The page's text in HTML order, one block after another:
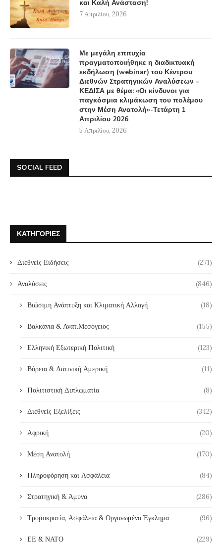
και Καλή Ανάσταση!
7 Απριλίου, 2026
Με μεγάλη επιτυχία
πραγματοποιήθηκε η διαδικτυακή
εκδήλωση (webinar) του Κέντρου
Διεθνών Στρατηγικών Αναλύσεων –
ΚΕΔΙΣΑ με θέμα: «Οι κίνδυνοι για
παγκόσμια κλιμάκωση του πολέμου
στην Μέση Ανατολή»-Τετάρτη 1
Απριλίου 2026
5 Απριλίου, 2026
SOCIAL FEED
ΚΑΤΗΓΟΡΊΕΣ
Διεθνείς Ειδήσεις (271)
Αναλύσεις (846)
Βιώσιμη Ανάπτυξη και Κλιματική Αλλαγή (18)
Βαλκάνια & Ανατ.Μεσόγειος (155)
Ελληνική Εξωτερική Πολιτική (123)
Βόρεια & Λατινική Αμερική (11)
Πολιτιστική Διπλωματία (8)
Διεθνείς Εξελίξεις (342)
Αφρική (20)
Μέση Ανατολή (170)
Πληροφόρηση και Ασφάλεια (84)
Στρατηγική & Άμυνα (286)
Τρομοκρατία, Ασφάλεια & Οργανωμένο Έγκλημα (96)
ΕΕ & ΝΑΤΟ (229)